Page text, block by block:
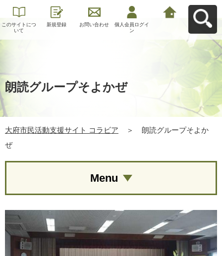
このサイトにつ
いて
新規登録 お問い合わせ
個人会員ログイ
ン
朗読グループそよかぜ
大府市民活動支援サイト コラビア ＞
朗読グループそよか
ぜ
Menu